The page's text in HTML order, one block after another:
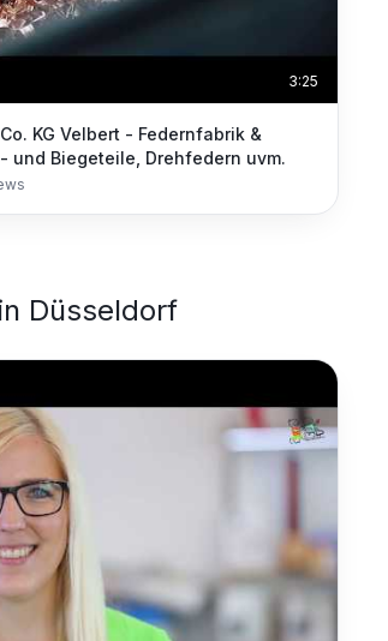
3:25
KG Velbert - Federnfabrik &
und Biegeteile, Drehfedern uvm.
in Düsseldorf